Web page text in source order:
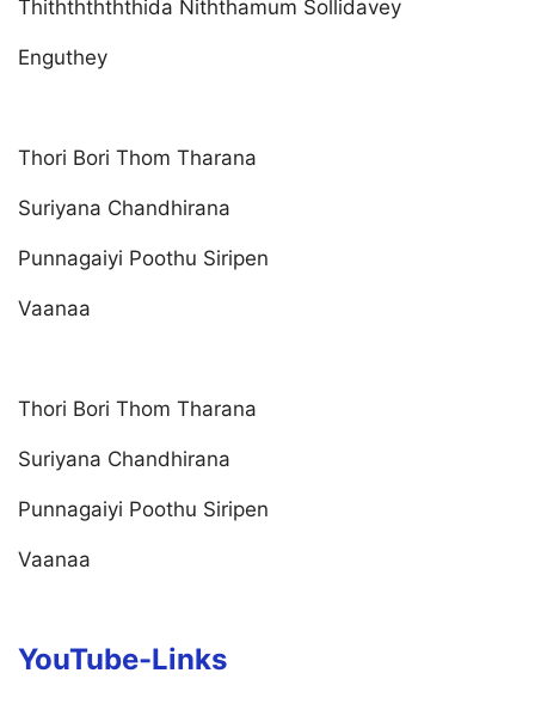
Thithththththida Niththamum Sollidavey
Enguthey
Thori Bori Thom Tharana
Suriyana Chandhirana
Punnagaiyi Poothu Siripen
Vaanaa
Thori Bori Thom Tharana
Suriyana Chandhirana
Punnagaiyi Poothu Siripen
Vaanaa
YouTube-Links